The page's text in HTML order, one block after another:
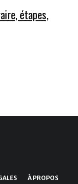
étapes,
À PROPOS